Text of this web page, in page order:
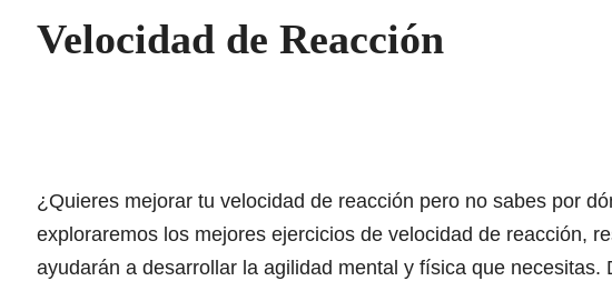
Velocidad de Reacción
¿Quieres mejorar tu velocidad de reacción pero no sabes por
exploraremos los mejores ejercicios de velocidad de reacción,
ayudarán a desarrollar la agilidad mental y física que